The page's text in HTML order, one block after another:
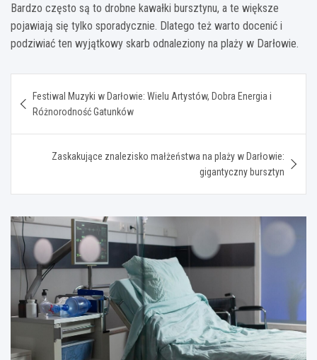
Bardzo często są to drobne kawałki bursztynu, a te większe
pojawiają się tylko sporadycznie. Dlatego też warto docenić i
podziwiać ten wyjątkowy skarb odnaleziony na plaży w Darłowie.
wpisu
Festiwal Muzyki w Darłowie: Wielu Artystów, Dobra Energia i
Różnorodność Gatunków
Zaskakujące znalezisko małżeństwa na plaży w Darłowie:
gigantyczny bursztyn